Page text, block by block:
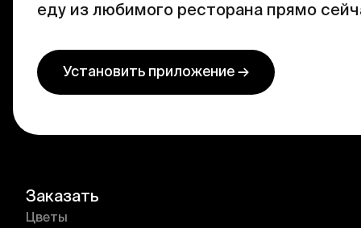
еду из любимого ресторана прямо
Установить приложение →
Заказать
Цветы